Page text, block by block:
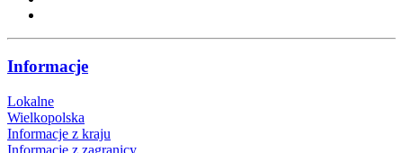
Informacje
Lokalne
Wielkopolska
Informacje z kraju
Informacje z zagranicy